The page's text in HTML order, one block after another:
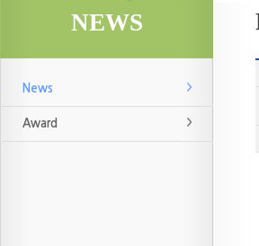
NEWS
News
Award